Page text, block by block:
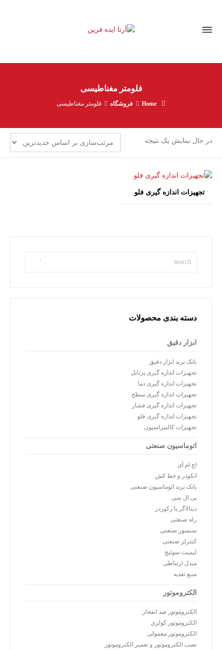
فلومتر مغناطیسی
Home فروشگاه فلومتر مغناطیسی
در حال نمایش یک نتیجه
تجهیزات اندازه گیری فلو
دسته بندی محصولات
ابزار دقیق
بانک برند ابزار دقیق
تجهیزات اندازه گیری پرتابل
تجهیزات اندازه گیری دما
تجهیزات اندازه گیری سطح
تجهیزات اندازه گیری فشار
تجهیزات اندازه گیری فلو
تجهیزات کالیبراسیون
اتوماسیون صنعتی
اچ ام آی
انکودر و خط کش
بانک برند اتوماسیون صنعتی
پی ال سی
دیتالاگر یا رکوردر
رله صنعتی
سنسور صنعتی
کنترلر صنعتی
لیمیت سوئیچ
مبدل ارتباطی
منبع تغذیه
الکتروموتور
الکتروموتور ضد انفجار
الکتروموتور کولری
الکتروموتور معمولی
نصب الکتروموتور و تعمیر الکتروموتور